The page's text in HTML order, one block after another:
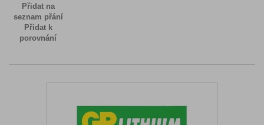
Přidat na
seznam přání
Přidat k
porovnání